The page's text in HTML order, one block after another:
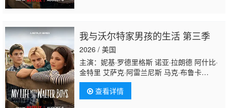
我与沃尔特家男孩的生活 第三季
2026 / 美国
主演：妮基·罗德里格斯 诺亚·拉朗德 阿什比·
金特里 艾萨克·阿雷兰尼斯 马克·布鲁卡
斯 Sally Cacic 柯瑞·福格尔玛尼斯 Lennix
James 艾琳·卡普拉克 约翰尼·林克 米娅·洛
韦 杰克·曼利 保罗·麦克吉莱恩 Naveen
查看详情